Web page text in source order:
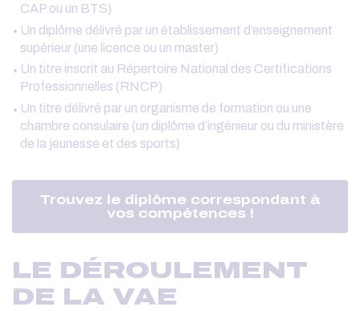
CAP ou un BTS)
Un diplôme délivré par un établissement d’enseignement
supérieur (une licence ou un master)
Un titre inscrit au Répertoire National des Certifications
Professionnelles (RNCP)
Un titre délivré par un organisme de formation ou une
chambre consulaire (un diplôme d’ingénieur ou du ministère
de la jeunesse et des sports)
Trouvez le diplôme correspondant à
vos compétences !
LE DÉROULEMENT
DE LA VAE